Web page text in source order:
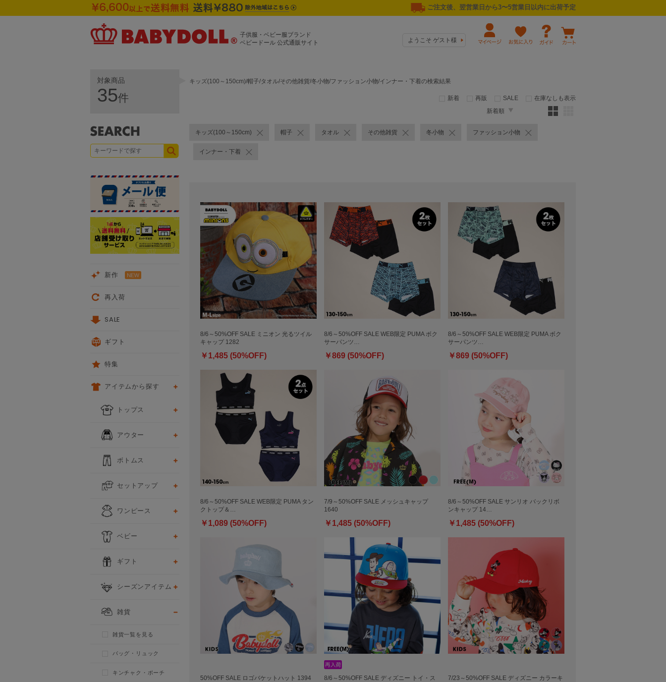
ご注文後、翌営業日から3〜5営業日以内に出荷予定
子供服・ベビー服ブランド
ベビードール 公式通販サイト
ようこそ ゲスト様
キッズ(100～150cm)/帽子/タオル/その他雑貨/冬小物/ファッション小物/インナー・下着の検索結果
新着 再販 SALE
在庫なしも表示
新着順
キッズ(100～150cm) 帽子 タオル その他雑貨 冬小物 ファッション小物
インナー・下着
8/6～50%OFF SALE ミニオン 光るツイル
キャップ 1282
￥1,485 (50%OFF)
8/6～50%OFF SALE WEB限定 PUMA ボク
サーパンツ…
￥869 (50%OFF)
8/6～50%OFF SALE WEB限定 PUMA ボク
サーパンツ…
￥869 (50%OFF)
8/6～50%OFF SALE WEB限定 PUMA タン
クトップ＆…
￥1,089 (50%OFF)
7/9～50%OFF SALE メッシュキャップ
1640
￥1,485 (50%OFF)
8/6～50%OFF SALE サンリオ バックリボ
ンキャップ 14…
￥1,485 (50%OFF)
50%OFF SALE ロゴバケットハット 1394
8/6～50%OFF SALE ディズニー トイ・ス
7/23～50%OFF SALE ディズニー カラーキ
対象商品
35件
新作
再入荷
SALE
ギフト
特集
アイテムから探す
トップス
アウター
ボトムス
セットアップ
ワンピース
ベビー
ギフト
シーズンアイテム
雑貨
雑貨一覧を見る
バッグ・リュック
キンチャク・ポーチ